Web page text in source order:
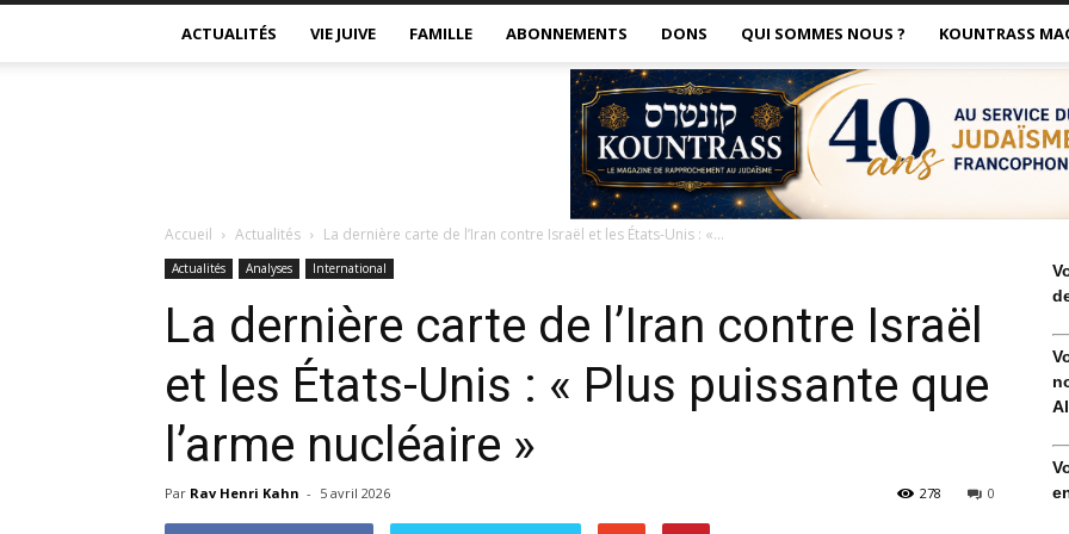
ACTUALITÉS VIE JUIVE FAMILLE ABONNEMENTS DONS QUI SOMMES NOUS ? KOUNTRASS
Accueil Actualités La dernière carte de l’Iran contre Israël et les États-Unis : «...
Actualités Analyses International
La dernière carte de l’Iran contre Israël
et les États-Unis : « Plus puissante que
l’arme nucléaire »
Par Rav Henri Kahn - 5 avril 2026 0
278